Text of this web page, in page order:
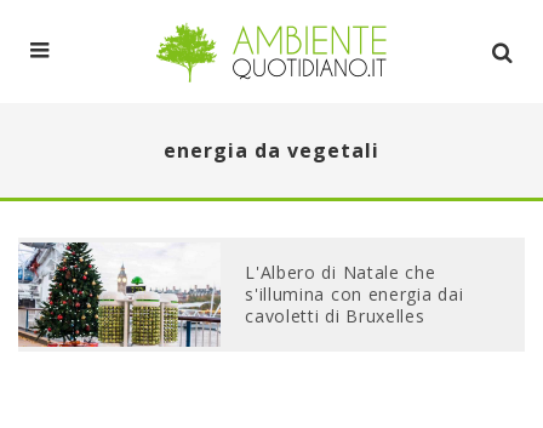
energia da vegetali
L'Albero di Natale che
s'illumina con energia dai
cavoletti di Bruxelles